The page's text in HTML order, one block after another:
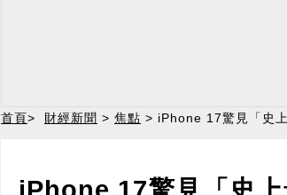
首頁> 財經新聞 > 焦點 > iPhone 17驚見「史